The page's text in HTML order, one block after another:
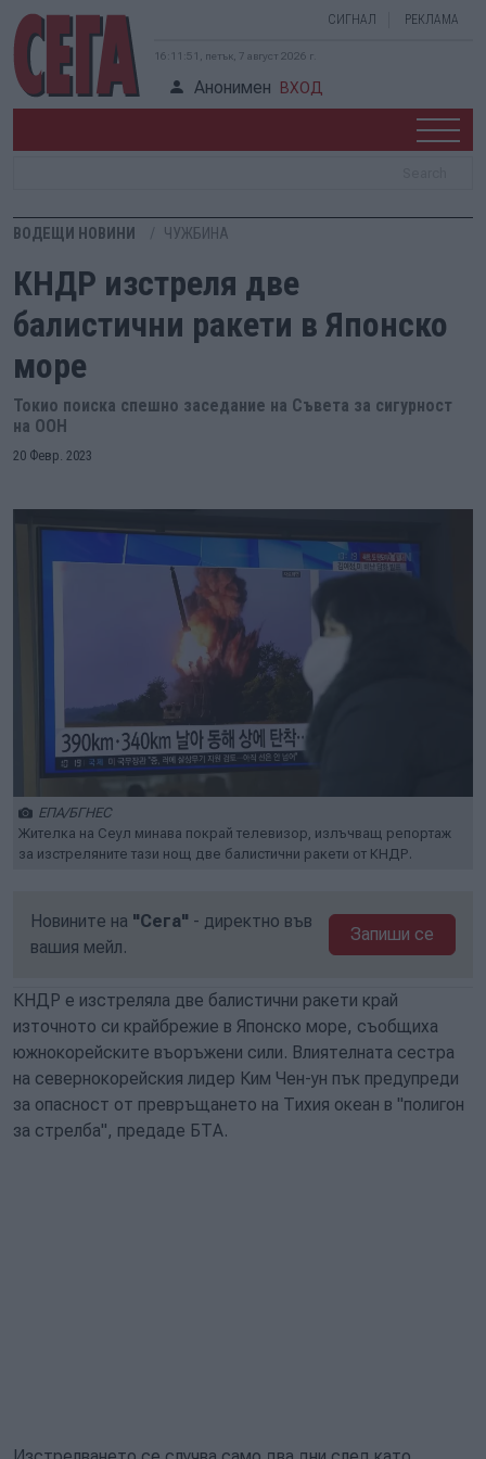
СИГНАЛ РЕКЛАМА
16:11:52, петък, 7 август 2026 г.
Анонимен ВХОД
ВОДЕЩИ НОВИНИ ЧУЖБИНА
КНДР изстреля две
балистични ракети в Японско
море
Токио поиска спешно заседание на Съвета за сигурност
на ООН
20 Февр. 2023
ЕПА/БГНЕС
Жителка на Сеул минава покрай телевизор, излъчващ репортаж
за изстреляните тази нощ две балистични ракети от КНДР.
Новините на "Сега" - директно във
вашия мейл.
Запиши се
КНДР е изстреляла две балистични ракети край
източното си крайбрежие в Японско море, съобщиха
южнокорейските въоръжени сили. Влиятелната сестра
на севернокорейския лидер Ким Чен-ун пък предупреди
за опасност от превръщането на Тихия океан в "полигон
за стрелба", предаде БТА.